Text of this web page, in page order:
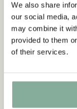
We also share
our social media,
may combine it
provided to them
of their services.
Schlafanzug
Lönneberga -
MICHEL AUS
39.90 EUR